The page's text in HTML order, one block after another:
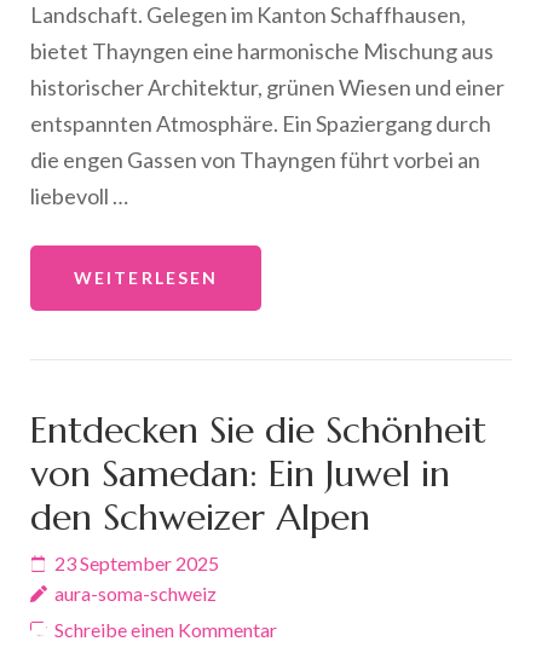
Landschaft. Gelegen im Kanton Schaffhausen,
bietet Thayngen eine harmonische Mischung aus
historischer Architektur, grünen Wiesen und einer
entspannten Atmosphäre. Ein Spaziergang durch
die engen Gassen von Thayngen führt vorbei an
liebevoll …
WEITERLESEN
Entdecken Sie die Schönheit
von Samedan: Ein Juwel in
den Schweizer Alpen
23 September 2025
aura-soma-schweiz
Schreibe einen Kommentar